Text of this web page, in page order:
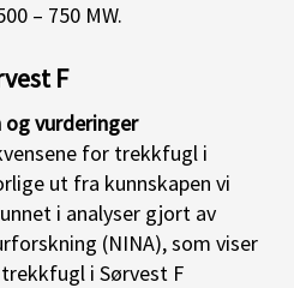
– 750 MW.
F
og vurderinger
for trekkfugl i
ut fra kunnskapen vi
i analyser gjort av
(NINA), som viser
i Sørvest F